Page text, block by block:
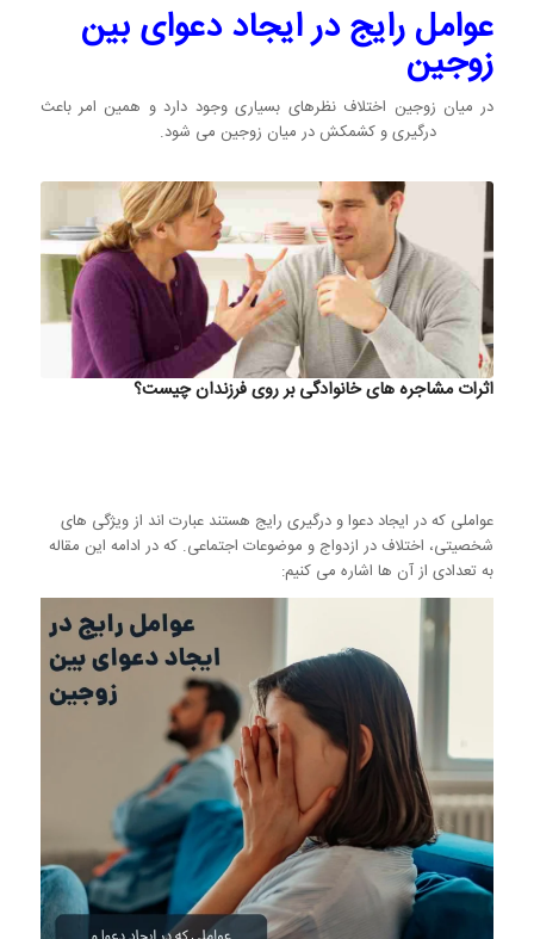
عوامل رایج در ایجاد دعوای بین
زوجین
در میان زوجین اختلاف نظرهای بسیاری وجود دارد و همین امر باعث
درگیری و کشمکش در میان زوجین می شود.
اثرات مشاجره های خانوادگی بر روی فرزندان چیست؟
عواملی که در ایجاد دعوا و درگیری رایج هستند عبارت اند از ویژگی های
شخصیتی، اختلاف در ازدواج و موضوعات اجتماعی. که در ادامه این مقاله
به تعدادی از آن ها اشاره می کنیم: